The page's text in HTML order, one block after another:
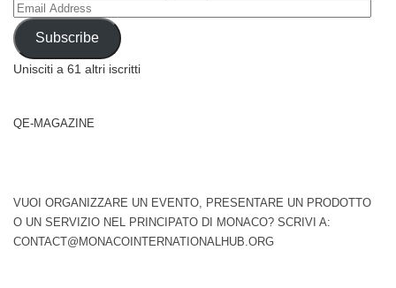
Email
Address
Subscribe
Unisciti a 61 altri iscritti
QE-MAGAZINE
VUOI ORGANIZZARE UN EVENTO, PRESENTARE UN PRODOTTO
O UN SERVIZIO NEL PRINCIPATO DI MONACO? SCRIVI A:
CONTACT@MONACOINTERNATIONALHUB.ORG